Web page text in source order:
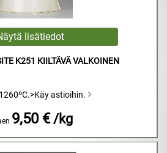
K251 KIILTÄVÄ VALKOINEN
astioihin.
9,50 € /kg